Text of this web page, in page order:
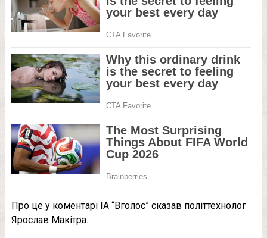
Про це у коментарі ІА “Вголос” сказав політтехнолог
Ярослав Макітра.